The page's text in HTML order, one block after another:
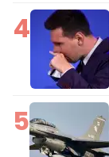
4
5